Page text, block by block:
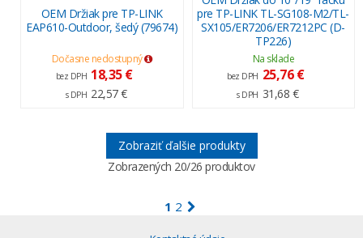
OEM Držiak pre TP-LINK
EAP610-Outdoor, šedý (79674)
Dočasne nedostupný
bez DPH 18,35 €
s DPH 22,57 €
pre TP-LINK TL-SG108-M2/TL-
SX105/ER7206/ER7212PC (D-
TP226)
Na sklade
bez DPH 25,76 €
s DPH 31,68 €
Zobraziť ďalšie produkty
Zobrazených 20/26 produktov
1 2